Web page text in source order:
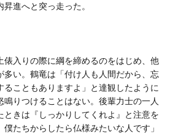
進へと突っ走った。
俵入りの際に綱を締めるのをはじめ、他
多い。鶴竜は「付け人も人間だから、忘
こともありますよ」と達観したように
りつけることはない。後輩力士の一人
ときは『しっかりしてくれよ』と注意を
たちからしたら仏様みたいな人です」